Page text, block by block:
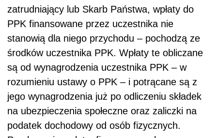
zatrudniający lub Skarb Państwa, wpłaty do
PPK finansowane przez uczestnika nie
stanowią dla niego przychodu – pochodzą ze
środków uczestnika PPK. Wpłaty te obliczane
są od wynagrodzenia uczestnika PPK – w
rozumieniu ustawy o PPK – i potrącane są z
jego wynagrodzenia już po odliczeniu składek
na ubezpieczenia społeczne oraz zaliczki na
podatek dochodowy od osób fizycznych.